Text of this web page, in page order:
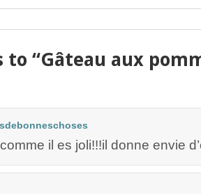
to “Gâteau aux
il es joli!!!il donne envie